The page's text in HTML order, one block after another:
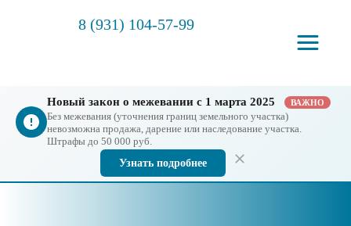
8 (931) 104-57-99
Новый закон о межевании с 1 марта 2025 ВАЖНО
Без межевания (уточнения границ земельного участка)
невозможна продажа, дарение или наследование участка.
Штрафы до 50 000 руб.
Узнать подробнее